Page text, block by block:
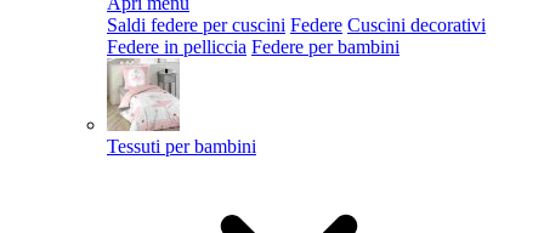
Saldi federe per cuscini Federe Cuscini decorativi
Federe in pelliccia Federe per bambini
Tessuti per bambini